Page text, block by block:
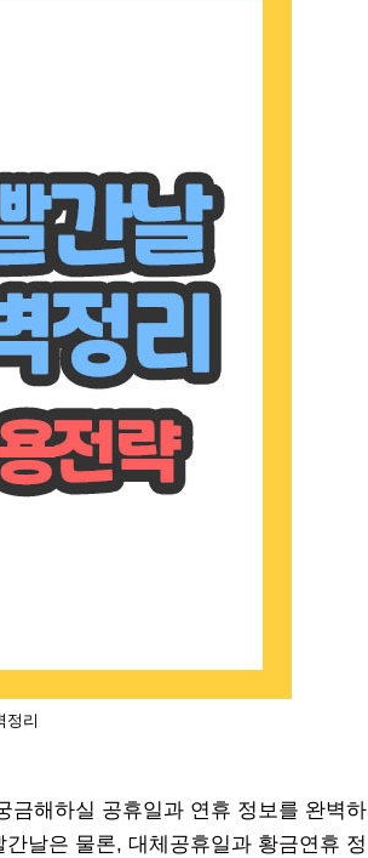
정리
금해하실 공휴일과 연휴 정보를 완벽하
날은 물론, 대체공휴일과 황금연휴 정